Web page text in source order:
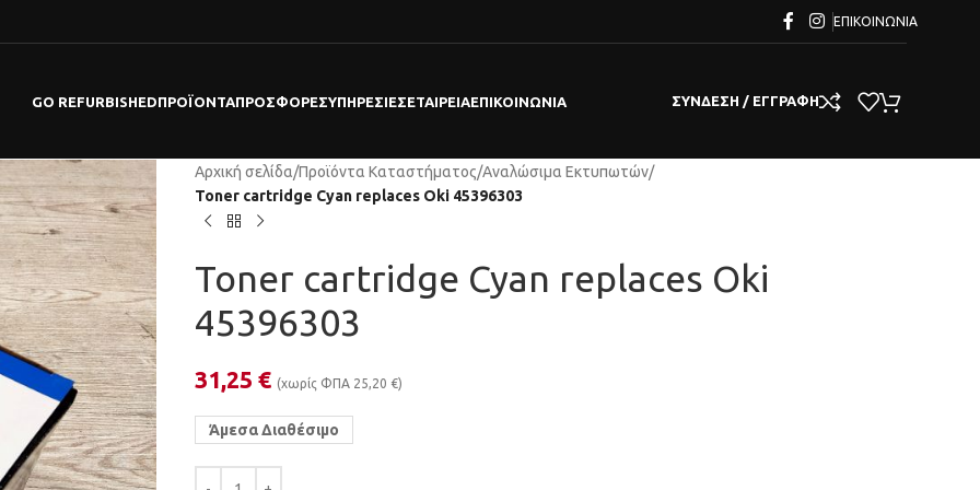
ΕΠΙΚΟΙΝΩΝΊΑ
GO REFURBISHEDΠΡΟΪΌΝΤΑΠΡΟΣΦΟΡΕΣΥΠΗΡΕΣΊΕΣΕΤΑΙΡΕΊΑΕΠΙΚΟΙΝΩΝΊΑ ΣΎΝΔΕΣΗ / ΕΓΓΡΑΦΉ
Αρχική σελίδα/Προϊόντα Καταστήματος/Αναλώσιμα Εκτυπωτών/
Toner cartridge Cyan replaces Oki 45396303
Toner cartridge Cyan replaces Oki
45396303
31,25 € (χωρίς ΦΠΑ 25,20 €)
Άμεσα Διαθέσιμο